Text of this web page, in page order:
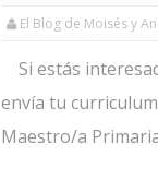
De
Blog De
El Blog de Moisés y
Si estás
envía tu
Maestro/a